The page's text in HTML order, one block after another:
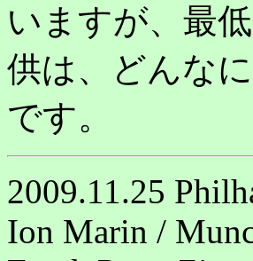
いますが、最
供は、どんな
です。
2009.11.25
Ion Marin /